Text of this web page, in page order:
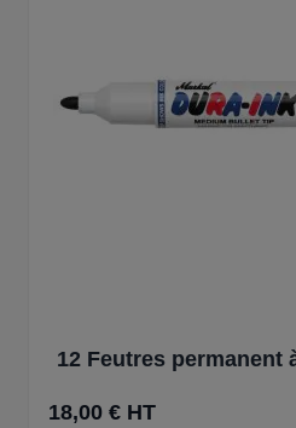
12 Feutres permanent
18,00 € HT